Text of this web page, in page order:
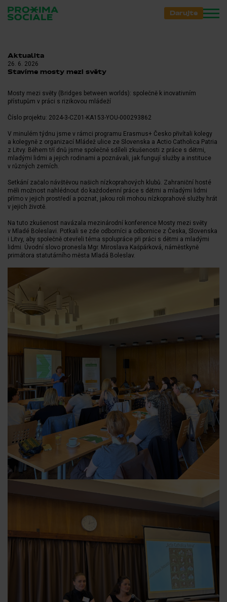
Darujte
Aktualita
26. 6. 2026
Stavíme mosty mezi světy
Mosty mezi světy (Bridges between worlds): společně k inovativním
přístupům v práci s rizikovou mládeží
Číslo projektu: 2024-3-CZ01-KA153-YOU-000293862
V minulém týdnu jsme v rámci programu Erasmus+ Česko přivítali kolegy
a kolegyně z organizací Mládež ulice ze Slovenska a Actio Catholica Patria
z Litvy. Během tří dnů jsme společně sdíleli zkušenosti z práce s dětmi,
mladými lidmi a jejich rodinami a poznávali, jak fungují služby a instituce
v různých zemích.
Setkání začalo návštěvou našich nízkoprahových klubů. Zahraniční hosté
měli možnost nahlédnout do každodenní práce s dětmi a mladými lidmi
přímo v jejich prostředí a poznat, jakou roli mohou nízkoprahové služby hrát
v jejich životě.
Na tuto zkušenost navázala mezinárodní konference Mosty mezi světy
v Mladé Boleslavi. Potkali se zde odborníci a odbornice z Česka, Slovenska
i Litvy, aby společně otevřeli téma spolupráce při práci s dětmi a mladými
lidmi. Úvodní slovo pronesla Mgr. Miroslava Kašpárková, náměstkyně
primátora statutárního města Mladá Boleslav.